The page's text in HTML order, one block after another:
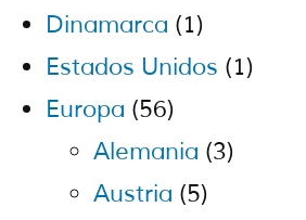
Dinamarca (1)
Estados Unidos (1)
Europa (56)
Alemania (3)
Austria (5)